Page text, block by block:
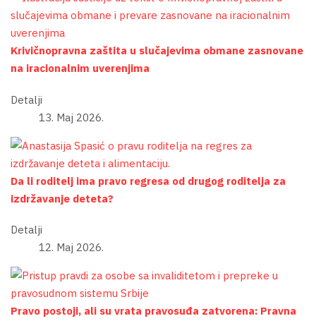
Krivičnopravna zaštita u slučajevima obmane zasnovane
na iracionalnim uverenjima
Detalji
13. Maj 2026.
Da li roditelj ima pravo regresa od drugog roditelja za
izdržavanje deteta?
Detalji
12. Maj 2026.
Pravo postoji, ali su vrata pravosuđa zatvorena: Pravna